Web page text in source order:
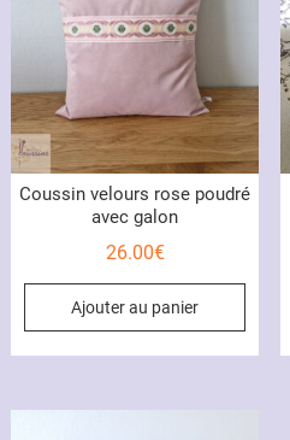
Coussin velours rose poudré
avec galon
26.00€
Ajouter au panier